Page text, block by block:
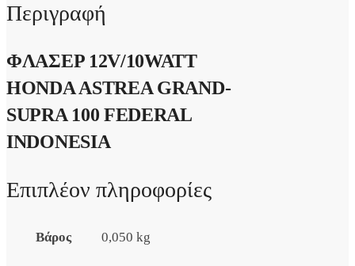
Περιγραφή
ΦΛΑΣΕΡ 12V/10WATT
HONDA ASTREA GRAND-
SUPRA 100 FEDERAL
INDONESIA
Επιπλέον πληροφορίες
Βάρος 0,050 kg